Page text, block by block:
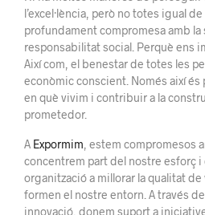
l’excel·lència, però no totes igual
profundament compromesa amb
responsabilitat social. Perquè ens
Així com, el benestar de totes les
econòmic conscient. Només així
en què vivim i contribuir a la
prometedor.
A Expormim , estem compromesos
concentrem part del nostre esforç i
organització a millorar la qualitat
formen el nostre entorn. A través
innovació, donem suport a